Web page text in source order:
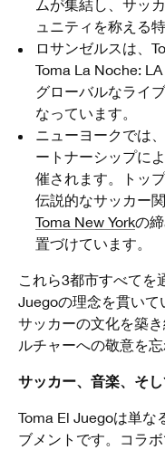
ムが集結し、サッ
ュニティを称える
ロサンゼルスは、
Toma La Noche:
グローバルなライ
なっています。
ニューヨークでは、
ートナーシップに
催されます。トッ
伝説的なサッカー
Toma New Yorkの
置づけています。
これら3都市すべてを
Juegoの理念を貫いて
サッカーの文化を築
ルチャーへの敬意を
サッカー、音楽、そ
Toma El Juegoは単な
ブメントです。コラ